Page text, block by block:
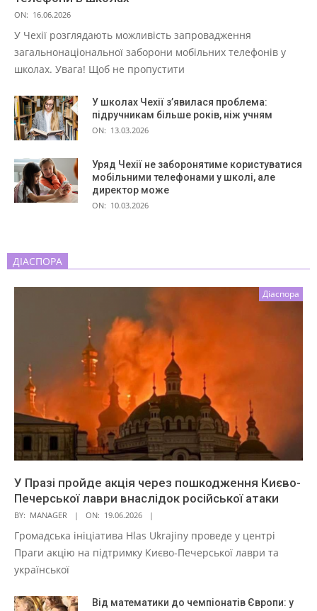
ON: 16.06.2026
У Чехії розглядають можливість запровадження
загальнонаціональної заборони мобільних телефонів у
школах. Увага! Щоб не пропустити
У школах Чехії з’явилася проблема:
підручникам більше років, ніж учням
ON: 13.03.2026
Уряд Чехії не заборонятиме користуватися
мобільними телефонами у школі, але
директор може
ON: 10.03.2026
ДІАСПОРА
Діаспора
У Празі пройде акція через пошкодження Києво-
Печерської лаври внаслідок російської атаки
BY: MANAGER ON: 19.06.2026
Громадська ініціатива Hlas Ukrajiny проведе у центрі
Праги акцію на підтримку Києво-Печерської лаври та
української
Від математики до чемпіонатів Європи: у